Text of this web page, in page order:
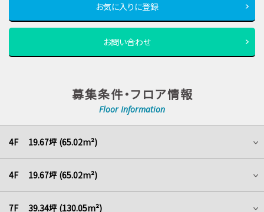
お気に入りに登録
お問い合わせ
募集条件・フロア情報
Floor Information
4F 19.67坪 (65.02m²)
4F 19.67坪 (65.02m²)
7F 39.34坪 (130.05m²)